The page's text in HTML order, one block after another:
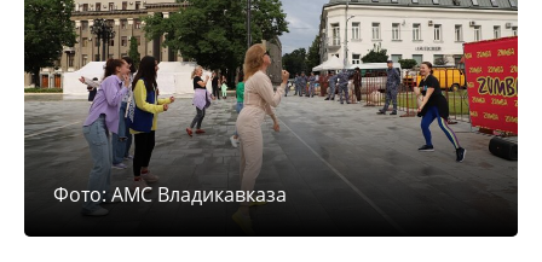
Фото: АМС Владикавказа